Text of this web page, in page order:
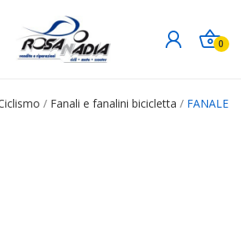
0
Fanali e fanalini bicicletta
FANALE